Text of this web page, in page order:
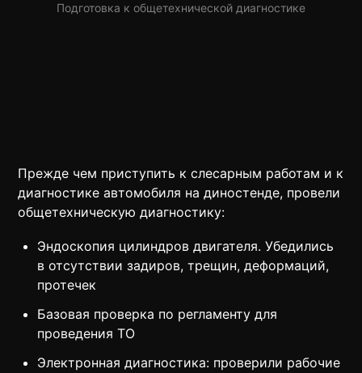
Подготовка к общетехнической диагностике
Прежде чем приступить к слесарным работам и к
диагностике автомобиля на диностенде, провели
общетехническую диагностику:
Эндоскопия цилиндров двигателя. Убедились
в отсутствии задиров, трещин, деформаций,
протечек
Базовая проверка по регламенту для
проведения ТО
Электронная диагностика: проверили рабочие